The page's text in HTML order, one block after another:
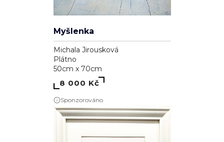
Myšlenka
Michala Jirousková
Plátno
50cm x 70cm
8 000 Kč
Sponzorováno